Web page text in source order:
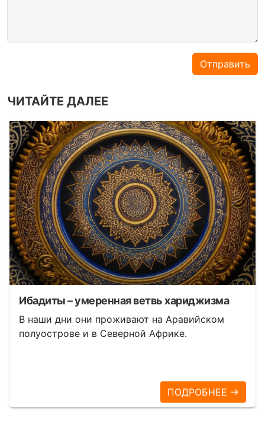
Отправить
ЧИТАЙТЕ ДАЛЕЕ
Ибадиты – умеренная ветвь хариджизма
В наши дни они проживают на Аравийском
полуострове и в Северной Африке.
ПОДРОБНЕЕ →